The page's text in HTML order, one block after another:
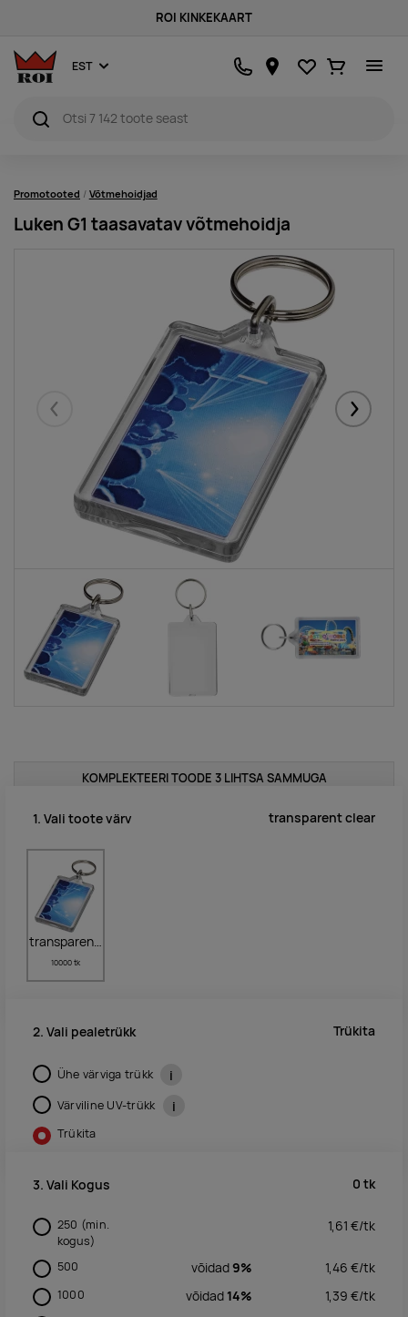
ROI KINKEKAART
EST Lemmikud
Ostukorv
Promotooted Võtmehoidjad
Luken G1 taasavatav võtmehoidja
Eelmised
KOMPLEKTEERI TOODE 3 LIHTSA SAMMUGA
1. Vali toote värv transparent clear
transparent clear
10000 tk
2. Vali pealetrükk Trükita
Ühe värviga trükk i
Värviline UV-trükk i
Trükita
3. Vali Kogus 0 tk
250 (min.
kogus)
1,61 €/tk
500 võidad9% 1,46 €/tk
1000 võidad 14% 1,39 €/tk